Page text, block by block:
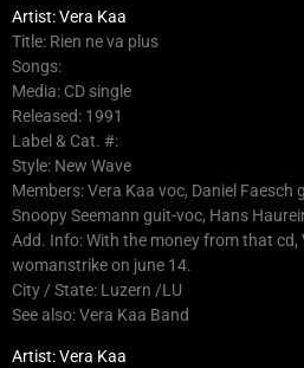
Artist: Vera Kaa
Title: Rien ne va plus
Songs:
Media: CD single
Released: 1991
Label & Cat. #:
Style: New Wave
Members: Vera Kaa voc, Daniel Faesch
Snoopy Seemann guit-voc, Hans
Add. Info: With the money from that cd,
womanstrike on june 14.
City / State: Luzern /LU
See also: Vera Kaa Band
Artist: Vera Kaa